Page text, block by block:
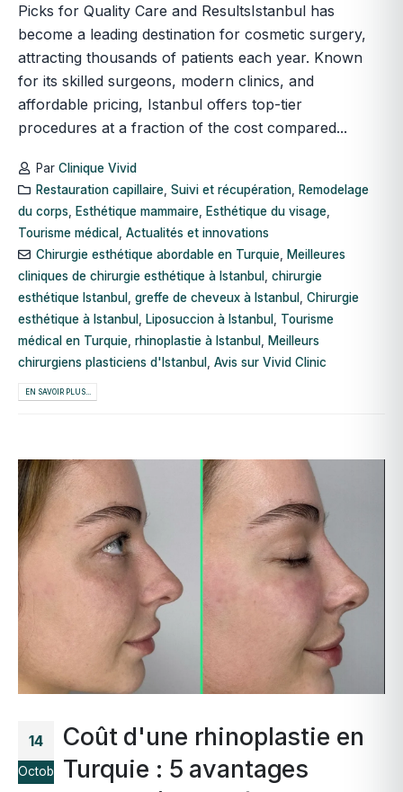
Picks for Quality Care and ResultsIstanbul has
become a leading destination for cosmetic surgery,
attracting thousands of patients each year. Known
for its skilled surgeons, modern clinics, and
affordable pricing, Istanbul offers top-tier
procedures at a fraction of the cost compared...
Par Clinique Vivid
Restauration capillaire, Suivi et récupération,
Remodelage
du corps
Esthétique mammaire Esthétique du visage
Tourisme médical
Actualités et innovations
Chirurgie esthétique abordable en Turquie,
Meilleures
cliniques de chirurgie esthétique à Istanbul
chirurgie
esthétique Istanbul
greffe de cheveux à Istanbul
Chirurgie
esthétique à Istanbul
Liposuccion à Istanbul
Tourisme
médical en Turquie rhinoplastie à Istanbul
Meilleurs
chirurgiens plasticiens d'Istanbul
Avis sur Vivid Clinic
EN SAVOIR PLUS...
14
Octobre
Coût d'une rhinoplastie en
Turquie : 5 avantages